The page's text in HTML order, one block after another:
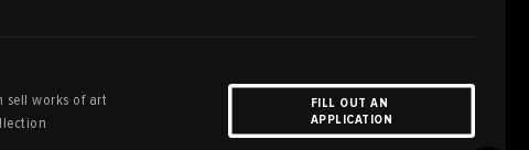
sell works of art
FILL OUT AN
APPLICATION